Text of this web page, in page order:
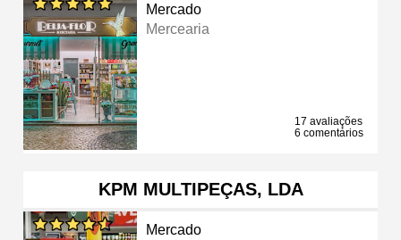
Mercado
Mercearia
17 avaliações
6 comentários
KPM MULTIPEÇAS, LDA
Mercado